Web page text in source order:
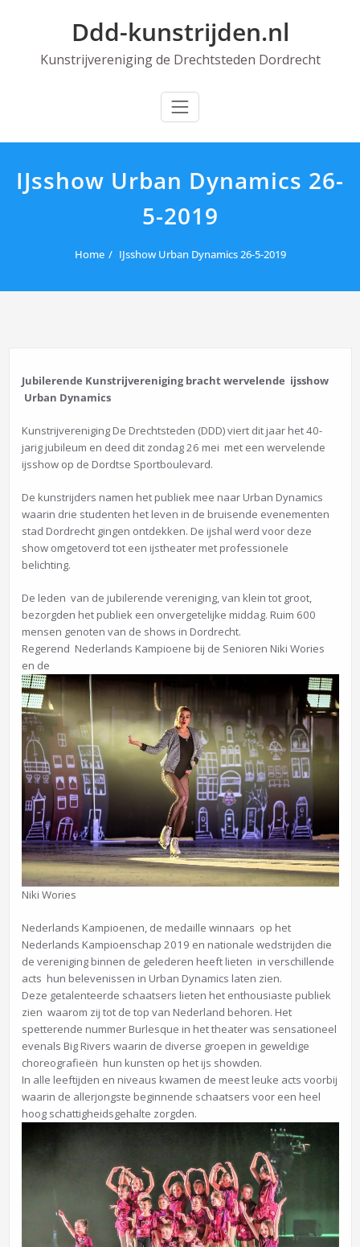
Ddd-kunstrijden.nl
Kunstrijvereniging de Drechtsteden Dordrecht
IJsshow Urban Dynamics 26-
5-2019
Home IJsshow Urban Dynamics 26-5-2019
Jubilerende Kunstrijvereniging bracht wervelende ijsshow
Urban Dynamics
Kunstrijvereniging De Drechtsteden (DDD) viert dit jaar het 40-
jarig jubileum en deed dit zondag 26 mei met een wervelende
ijsshow op de Dordtse Sportboulevard.
De kunstrijders namen het publiek mee naar Urban Dynamics
waarin drie studenten het leven in de bruisende evenementen
stad Dordrecht gingen ontdekken. De ijshal werd voor deze
show omgetoverd tot een ijstheater met professionele
belichting.
De leden van de jubilerende vereniging, van klein tot groot,
bezorgden het publiek een onvergetelijke middag. Ruim 600
mensen genoten van de shows in Dordrecht.
Regerend Nederlands Kampioene bij de Senioren Niki Wories
en de
Niki Wories
Nederlands Kampioenen, de medaille winnaars op het
Nederlands Kampioenschap 2019 en nationale wedstrijden die
de vereniging binnen de gelederen heeft lieten in verschillende
acts hun belevenissen in Urban Dynamics laten zien.
Deze getalenteerde schaatsers lieten het enthousiaste publiek
zien waarom zij tot de top van Nederland behoren. Het
spetterende nummer Burlesque in het theater was sensationeel
evenals Big Rivers waarin de diverse groepen in geweldige
choreografieën hun kunsten op het ijs showden.
In alle leeftijden en niveaus kwamen de meest leuke acts voorbij
waarin de allerjongste beginnende schaatsers voor een heel
hoog schattigheidsgehalte zorgden.